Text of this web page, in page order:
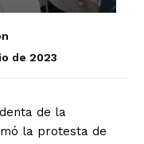
de 2023
de la
la protesta de